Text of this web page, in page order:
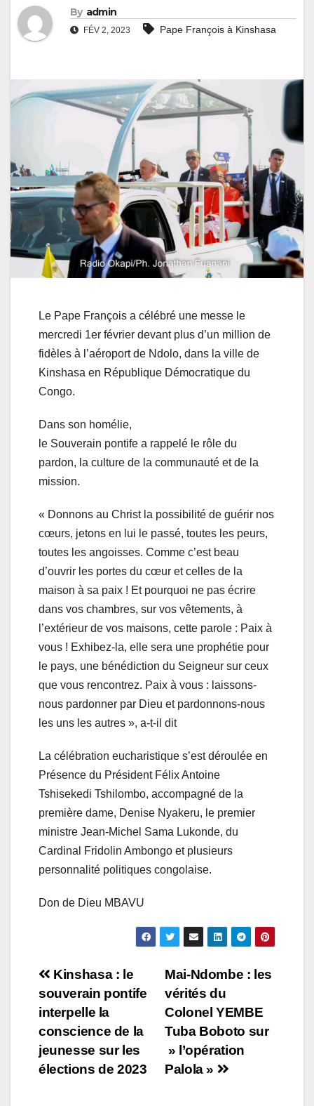
By admin
FÉV 2, 2023 Pape François à Kinshasa
Le Pape François a célébré une messe le
mercredi 1er février devant plus d’un million de
fidèles à l’aéroport de Ndolo, dans la ville de
Kinshasa en République Démocratique du
Congo.
Dans son homélie,
le Souverain pontife a rappelé le rôle du
pardon, la culture de la communauté et de la
mission.
« Donnons au Christ la possibilité de guérir nos
cœurs, jetons en lui le passé, toutes les peurs,
toutes les angoisses. Comme c’est beau
d’ouvrir les portes du cœur et celles de la
maison à sa paix ! Et pourquoi ne pas écrire
dans vos chambres, sur vos vêtements, à
l’extérieur de vos maisons, cette parole : Paix à
vous ! Exhibez-la, elle sera une prophétie pour
le pays, une bénédiction du Seigneur sur ceux
que vous rencontrez. Paix à vous : laissons-
nous pardonner par Dieu et pardonnons-nous
les uns les autres », a-t-il dit
La célébration eucharistique s’est déroulée en
Présence du Président Félix Antoine
Tshisekedi Tshilombo, accompagné de la
première dame, Denise Nyakeru, le premier
ministre Jean-Michel Sama Lukonde, du
Cardinal Fridolin Ambongo et plusieurs
personnalité politiques congolaise.
Don de Dieu MBAVU
Navigation
de
l’article
Mai-Ndombe : les
vérités du
Colonel YEMBE
Tuba Boboto sur
» l’opération
Palola »
Kinshasa : le
souverain pontife
interpelle la
conscience de la
jeunesse sur les
élections de 2023